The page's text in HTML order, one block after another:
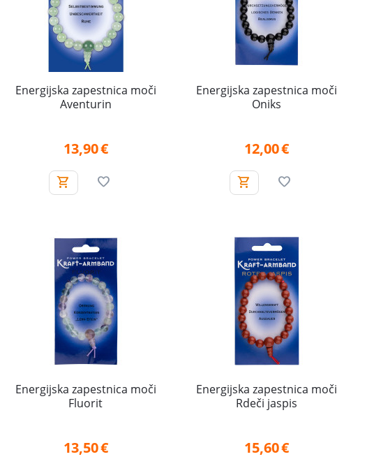
Energijska zapestnica moči
Aventurin
13,90€
Energijska zapestnica moči
Oniks
12,00€
Energijska zapestnica moči
Fluorit
13,50€
Energijska zapestnica moči
Rdeči jaspis
15,60€